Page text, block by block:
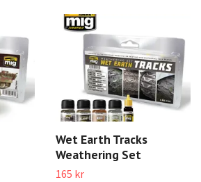
Wet Earth Tracks
Weathering Set
165 kr